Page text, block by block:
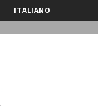
ITALIANO